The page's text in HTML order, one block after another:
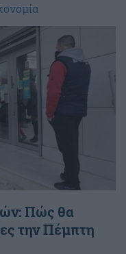
Πώς θα
την Πέμπτη